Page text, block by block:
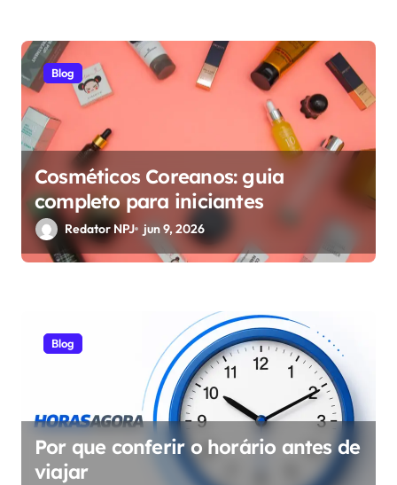
Blog
Cosméticos Coreanos: guia
completo para iniciantes
Redator NPJ jun 9, 2026
Blog
Por que conferir o horário antes de
viajar